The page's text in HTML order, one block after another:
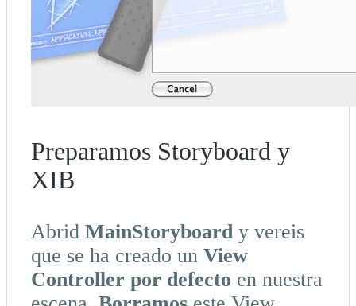
Preparamos Storyboard y
XIB
Abrid MainStoryboard y vereis
que se ha creado un View
Controller por defecto en nuestra